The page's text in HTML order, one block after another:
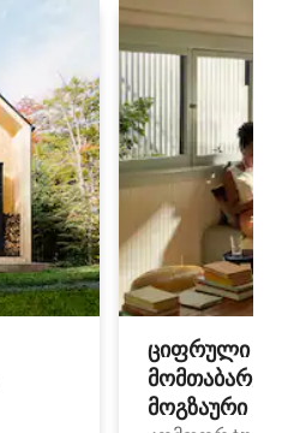
ციფრული
მოგზაური